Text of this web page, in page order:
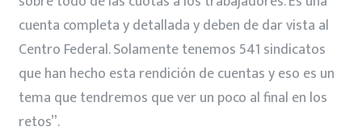
cuenta completa y detallada y deben de dar vista al
Centro Federal. Solamente tenemos 541 sindicatos
que han hecho esta rendición de cuentas y eso es un
tema que tendremos que ver un poco al final en los
retos”.